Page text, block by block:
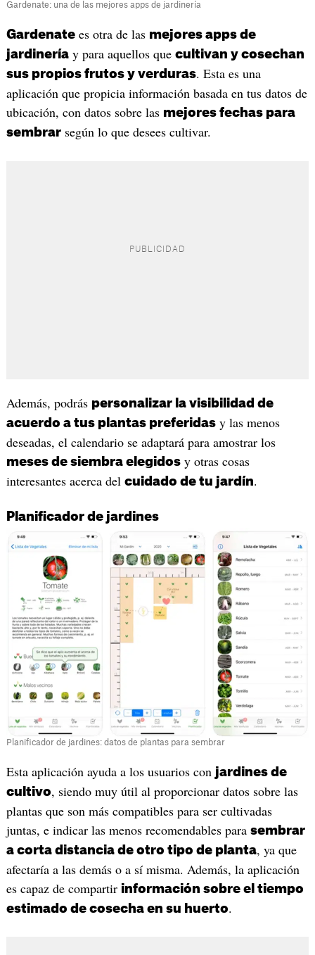
Gardenate: una de las mejores apps de jardinería
Gardenatees otra de las mejores apps de
jardineríay para aquellos que cultivan y cosechan
sus propios frutos y verduras. Esta es una
aplicación que propicia información basada en tus datos de
ubicación, con datos sobre las mejores fechas para
sembrarsegún lo que desees cultivar.
Además, podrás personalizar la visibilidad de
acuerdo a tus plantas preferidasy las menos
deseadas, el calendario se adaptará para amostrar los
meses de siembra elegidosy otras cosas
interesantes acerca del cuidado de tu jardín.
Planificador de jardines
Planificador de jardines: datos de plantas para sembrar
‎Esta aplicación ayuda a los usuarios con jardines de
cultivo, siendo muy útil al proporcionar datos sobre las
plantas que son más compatibles para ser cultivadas
juntas, e indicar las menos recomendables para sembrar
a corta distancia de otro tipo de planta, ya que
afectaría a las demás o a sí misma. Además, la aplicación
es capaz de compartir información sobre el tiempo
estimado de cosecha en su huerto.